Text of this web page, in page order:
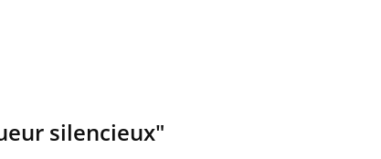
silencieux"